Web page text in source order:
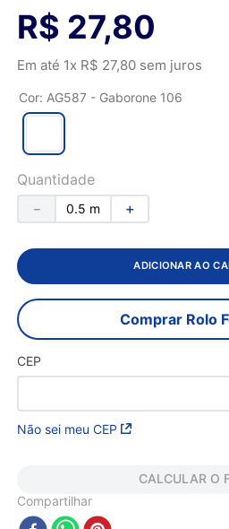
R$ 27,80
Em até 1x R$ 27,80sem juros
Cor: AG587 - Gaborone 106
Quantidade
＋
－
ADICIONAR AO
Comprar Rolo
CEP
Não sei meu CEP
CALCULAR O
Compartilhar